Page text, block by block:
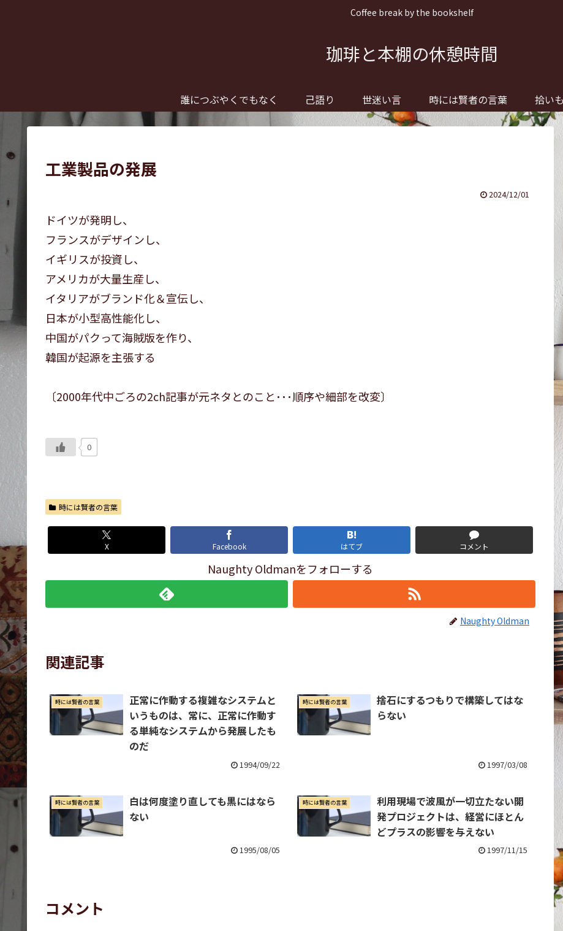
Coffee break by the bookshelf
珈琲と本棚の休憩時間
誰につぶやくでもなく 己語り 世迷い言 時には賢者の言葉 拾い
工業製品の発展
2024/12/01
ドイツが発明し、
フランスがデザインし、
イギリスが投資し、
アメリカが大量生産し、
イタリアがブランド化＆宣伝し、
日本が小型高性能化し、
中国がパクって海賊版を作り、
韓国が起源を主張する
〔2000年代中ごろの2ch記事が元ネタとのこと･･･順序や細部を改変〕
0
時には賢者の言葉
X Facebook はてブ コメント
Naughty Oldmanをフォローする
Naughty Oldman
関連記事
時には賢者の言葉
正常に作動する複雑なシステムと
いうものは、常に、正常に作動す
る単純なシステムから発展したも
のだ
1994/09/22
時には賢者の言葉
捨石にするつもりで構築してはな
らない
1997/03/08
時には賢者の言葉
白は何度塗り直しても黒にはなら
ない
1995/08/05
時には賢者の言葉
利用現場で波風が一切立たない開
発プロジェクトは、経営にほとん
どプラスの影響を与えない
1997/11/15
コメント